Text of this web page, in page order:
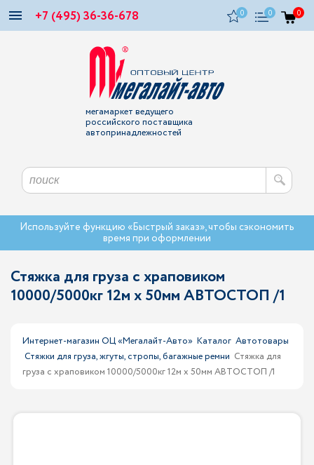
+7 (495) 36-36-678 0 0 0
мегамаркет ведущего
российского поставщика
автопринадлежностей
Используйте функцию «Быстрый заказ», чтобы сэкономить
время при оформлении
Стяжка для груза с храповиком
10000/5000кг 12м х 50мм АВТОСТОП /1
Интернет-магазин ОЦ «Мегалайт-Авто» Каталог Автотовары
Стяжки для груза, жгуты, стропы, багажные ремни Стяжка для
груза с храповиком 10000/5000кг 12м х 50мм АВТОСТОП /1